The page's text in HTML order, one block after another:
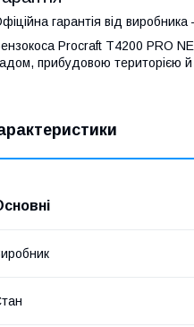
гарантія від виробника
Procraft T4200 PRO
прибудовою територією